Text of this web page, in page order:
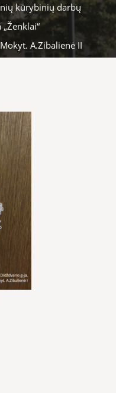
kūrybinių darbų
A.Zibalienė II